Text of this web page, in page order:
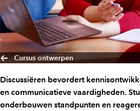
Cursus ontwerpen
Discussiëren bevordert
en communicatieve vaardigheden.
onderbouwen standpunten en